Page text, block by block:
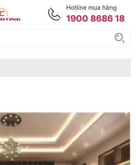
Hotline mua hàng
1900 8686 18